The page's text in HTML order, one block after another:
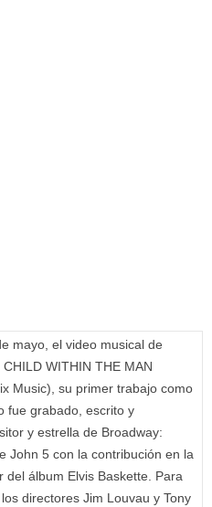
mayo, el video musical de
WITHIN THE MAN
Music), su primer trabajo como
fue grabado, escrito y
y estrella de Broadway:
John 5 con la contribución en la
álbum Elvis Baskette. Para
directores Jim Louvau y Tony